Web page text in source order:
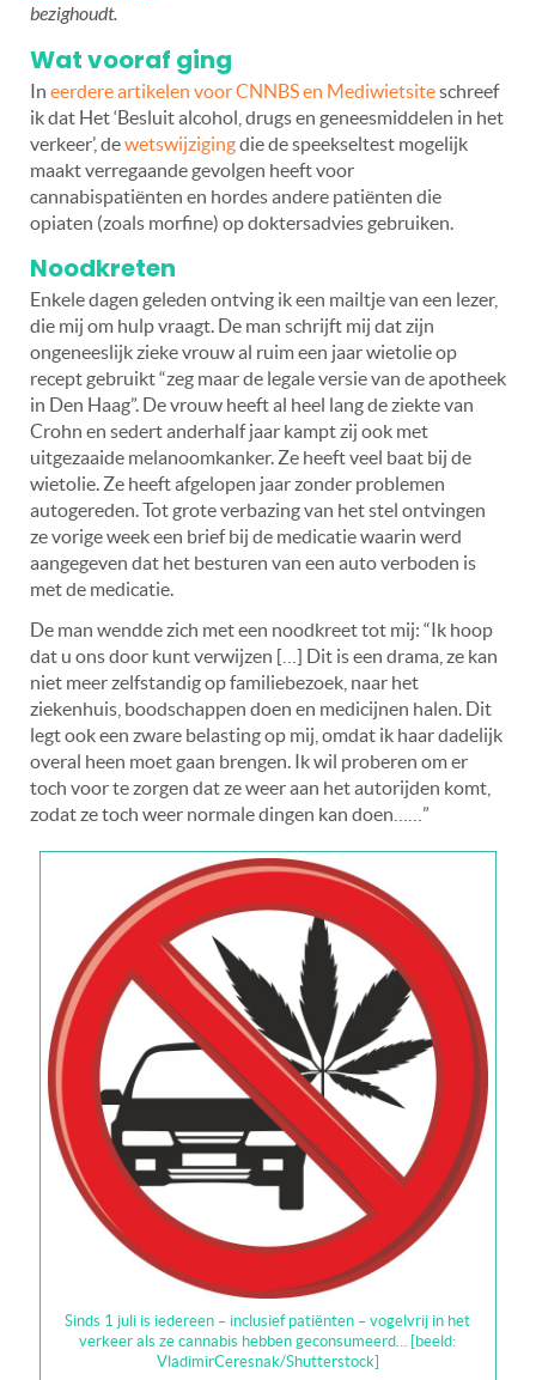
bezighoudt.
Wat vooraf ging
In eerdere artikelen voor CNNBS en Mediwietsiteschreef
ik dat Het ‘Besluit alcohol, drugs en geneesmiddelen in het
verkeer’, dewetswijzigingdie de speekseltest mogelijk
maakt verregaande gevolgen heeft voor
cannabispatiënten en hordes andere patiënten die
opiaten (zoals morfine) op doktersadvies gebruiken.
Noodkreten
Enkele dagen geleden ontving ik een mailtje van een lezer,
die mij om hulp vraagt. De man schrijft mij dat zijn
ongeneeslijk zieke vrouw al ruim een jaar wietolie op
recept gebruikt “zeg maar de legale versie van de apotheek
in Den Haag”. De vrouw heeft al heel lang de ziekte van
Crohn en sedert anderhalf jaar kampt zij ook met
uitgezaaide melanoomkanker. Ze heeft veel baat bij de
wietolie. Ze heeft afgelopen jaar zonder problemen
autogereden. Tot grote verbazing van het stel ontvingen
ze vorige week een brief bij de medicatie waarin werd
aangegeven dat het besturen van een auto verboden is
met de medicatie.
De man wendde zich met een noodkreet tot mij: “Ik hoop
dat u ons door kunt verwijzen […] Dit is een drama, ze kan
niet meer zelfstandig op familiebezoek, naar het
ziekenhuis, boodschappen doen en medicijnen halen. Dit
legt ook een zware belasting op mij, omdat ik haar dadelijk
overal heen moet gaan brengen. Ik wil proberen om er
toch voor te zorgen dat ze weer aan het autorijden komt,
zodat ze toch weer normale dingen kan doen……”
Sinds 1 juli is iedereen – inclusief patiënten – vogelvrij in het
verkeer als ze cannabis hebben geconsumeerd… [beeld:
VladimirCeresnak/Shutterstock]